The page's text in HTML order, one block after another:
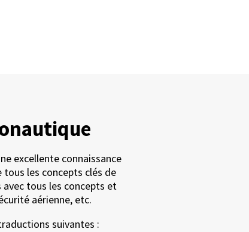
excellente connaissance
les concepts clés de
tous les concepts et
aérienne, etc.
suivantes :